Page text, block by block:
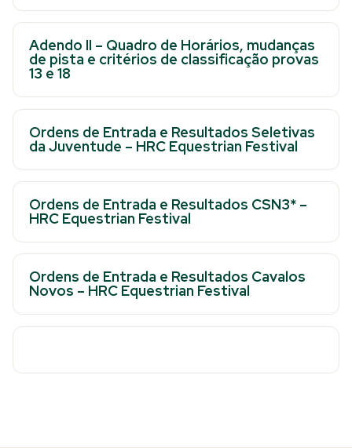
Adendo II – Quadro de Horários, mudanças
de pista e critérios de classificação provas
13 e 18
Ordens de Entrada e Resultados Seletivas
da Juventude – HRC Equestrian Festival
Ordens de Entrada e Resultados CSN3* –
HRC Equestrian Festival
Ordens de Entrada e Resultados Cavalos
Novos – HRC Equestrian Festival